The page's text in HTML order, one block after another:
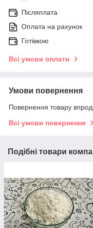
Післяплата
Оплата на рахунок
Готівкою
Всі умови оплати
Умови повернення
Повернення товару
Всі умови повернення
Подібні товари